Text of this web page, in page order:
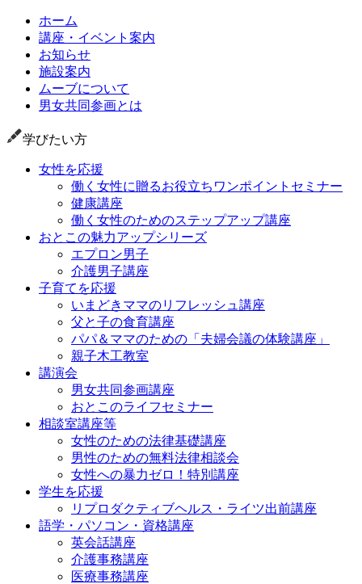
ホーム
講座・イベント案内
お知らせ
施設案内
ムーブについて
男女共同参画とは
学びたい方
女性を応援
働く女性に贈るお役立ちワンポイントセミナー
健康講座
働く女性のためのステップアップ講座
おとこの魅力アップシリーズ
エプロン男子
介護男子講座
子育てを応援
いまどきママのリフレッシュ講座
父と子の食育講座
パパ＆ママのための「夫婦会議の体験講座」
親子木工教室
講演会
男女共同参画講座
おとこのライフセミナー
相談室講座等
女性のための法律基礎講座
男性のための無料法律相談会
女性への暴力ゼロ！特別講座
学生を応援
リプロダクティブヘルス・ライツ出前講座
語学・パソコン・資格講座
英会話講座
介護事務講座
医療事務講座